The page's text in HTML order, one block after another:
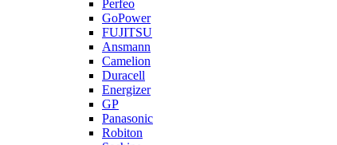
Perfeo
GoPower
FUJITSU
Ansmann
Camelion
Duracell
Energizer
GP
Panasonic
Robiton